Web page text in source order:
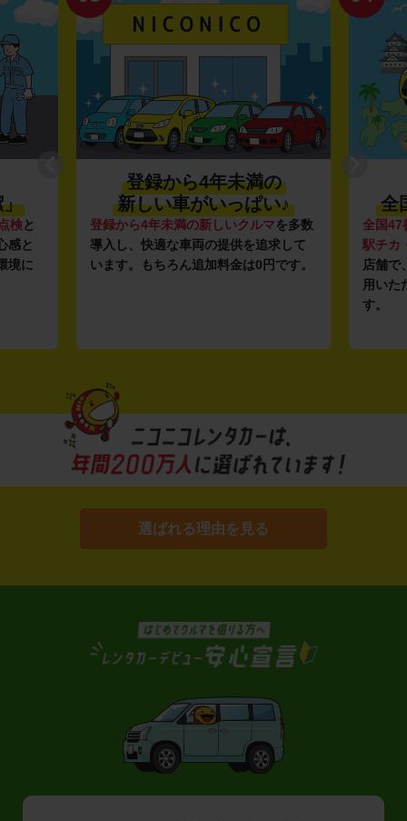
」
検と
感と
境に
登録から4年未満の
新しい車がいっぱい♪
登録から4年未満の新しいクルマを多数
導入し、快適な車両の提供を追求して
います。もちろん追加料金は0円です。
全
全国47
駅チカ
店舗で
用いた
す。
選ばれる理由を見る